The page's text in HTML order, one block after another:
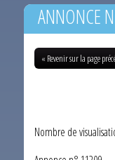
ANNONCE
« Revenir sur la page
Nombre de